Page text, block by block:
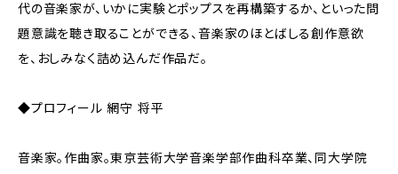
代の音楽家が、いかに実験とポップスを再構築するか、といった問
題意識を聴き取ることができる、音楽家のほとばしる創作意欲
を、おしみなく詰め込んだ作品だ。
◆プロフィール 網守 将平
音楽家。作曲家。東京芸術大学音楽学部作曲科卒業、同大学院